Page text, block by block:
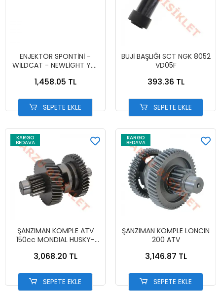
ENJEKTÖR SPONTİNİ -
WİLDCAT - NEWLİGHT Y.M
1,458.05 TL
SEPETE EKLE
BUJİ BAŞLIĞI SCT NGK 8052
VD05F
393.36 TL
SEPETE EKLE
KARGO
BEDAVA
ŞANZIMAN KOMPLE ATV
150cc MONDIAL HUSKY-
150-KANUNI 150 U OFF
3,068.20 TL
SEPETE EKLE
KARGO
BEDAVA
ŞANZIMAN KOMPLE LONCIN
200 ATV
3,146.87 TL
SEPETE EKLE